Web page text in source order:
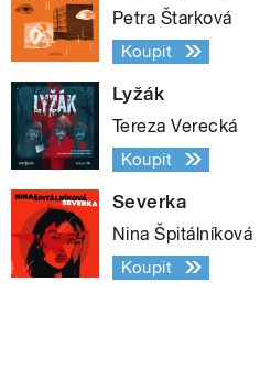
Petra Štarková
Koupit
Lyžák
Tereza Verecká
Koupit
Severka
Nina Špitálníková
Koupit